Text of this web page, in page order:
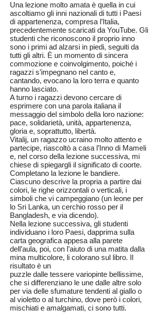
Una lezione molto amata è quella in cui
ascoltiamo gli inni nazionali di tutti i Paesi
di appartenenza, compresa l’Italia,
precedentemente scaricati da YouTube. Gli
studenti che riconoscono il proprio inno
sono i primi ad alzarsi in piedi, seguiti da
tutti gli altri. È un momento di sincera
commozione e coinvolgimento, poiché i
ragazzi s’impegnano nel canto e,
cantando, evocano la loro terra e quanto
hanno lasciato.
A turno i ragazzi devono cercare di
esprimere con una parola italiana il
messaggio del simbolo della loro nazione:
pace, solidarietà, unità, appartenenza,
gloria e, soprattutto, libertà.
Vitalij, un ragazzo ucraino molto attento e
partecipe, riascoltò a casa l’Inno di Mameli
e, nel corso della lezione successiva, mi
chiese di spiegargli il significato di coorte.
Completano la lezione le bandiere.
Ciascuno descrive la propria a partire dai
colori, le righe orizzontali o verticali, i
simboli che vi campeggiano (un leone per
lo Sri Lanka, un cerchio rosso per il
Bangladesh, e via dicendo).
Nella lezione successiva, gli studenti
individuano i loro Paesi, dapprima sulla
carta geografica appesa alla parete
dell’aula, poi, con l’aiuto di una matita dalla
mina multicolore, li colorano sul libro. Il
risultato è un
puzzle dalle tessere variopinte bellissime,
che si differenziano le une dalle altre solo
per via delle sfumature tendenti al giallo o
al violetto o al turchino, dove però i colori,
mischiati e amalgamati, ci sono tutti.